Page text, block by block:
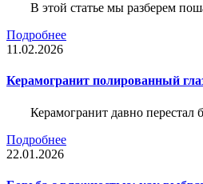
В этой статье мы разберем
Подробнее
11.02.2026
Керамогранит полированный
Керамогранит давно
Подробнее
22.01.2026